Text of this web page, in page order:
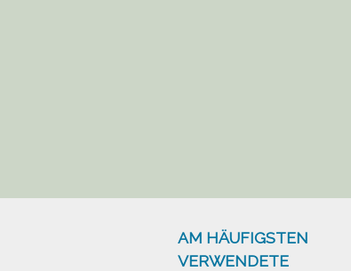
AM HÄUFIGSTEN
VERWENDETE